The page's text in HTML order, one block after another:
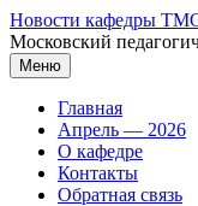
Перейти
к
содержимому
Новости кафедры
Московский
Меню
Главная
Апрель — 2026
О кафедре
Контакты
Обратная связь